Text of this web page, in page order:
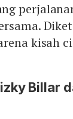
kisah
Billar